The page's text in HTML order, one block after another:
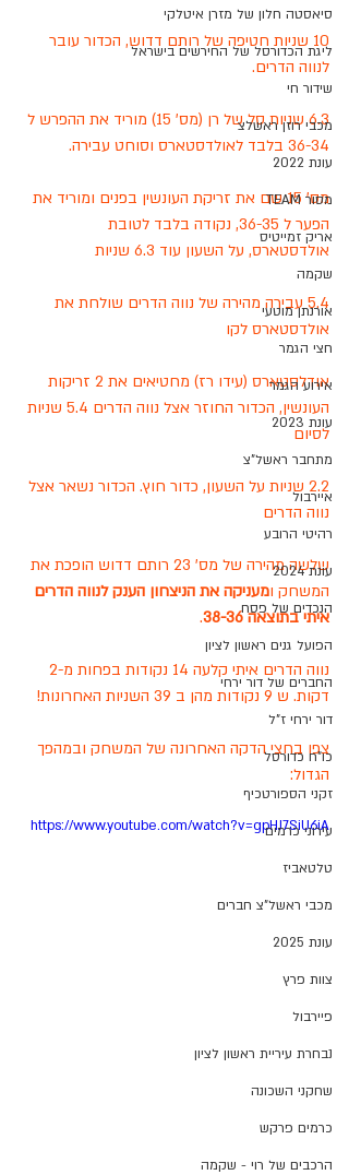
סיאסטה חלון של מזרן איטלקי
ליגת הכדורסל של החירשים בישראל
שידור חי
מכבי רוזן ראשלצ
עונת 2022
מסור TEAM
אריק זמייטיס
שקמה
אורנתן מוטעי
חצי הגמר
אירוע הגמר
עונת 2023
מתחבר ראשל"צ
איירבול
רהיטי הרובע
עונת 2024
הנכדים של פסח
הפועל גנים ראשון לציון
החברים של דור ירחי
דור ירחי ז"ל
כו"ח כדורסל
זקני הספורטכיף
עירוני כרמים
טלטאביז
מכבי ראשל"צ חברים
עונת 2025
צוות פרץ
פיירבול
נבחרת עיריית ראשון לציון
שחקני השכונה
כרמים פרקש
הרכבים של רוי - שקמה
10 שניות חטיפה של רותם דדוש, הכדור עובר
לנווה הדרים.
6.3 שניות סל של רן (מס' 15) מוריד את ההפרש ל
36-34 בלבד לאולדסטארס וסוחט עבירה.
מס' 15 שם את זריקת העונשין בפנים ומוריד את
הפער ל 36-35, נקודה בלבד לטובת
אולדסטארס, על השעון עוד 6.3 שניות
5.4 עבירה מהירה של נווה הדרים שולחת את
אולדסטארס לקו
אודלסטארס (עידו רז) מחטיאים את 2 זריקות
העונשין, הכדור החוזר אצל נווה הדרים 5.4 שניות
לסיום
2.2 שניות על השעון, כדור חוץ. הכדור נשאר אצל
נווה הדרים
שלשה מהירה של מס' 23 רותם דדוש הופכת את
המשחק ומעניקה את הניצחון הענק לנווה הדרים
איתי בתוצאה 38-36
.
דקות. ש 9 נקודות מהן ב 39 השניות האחרונות!
צפו בחצי הדקה האחרונה של המשחק ובמהפך
הגדול:
https://www.youtube.com/watch?v=gpHJ7SiU6iA